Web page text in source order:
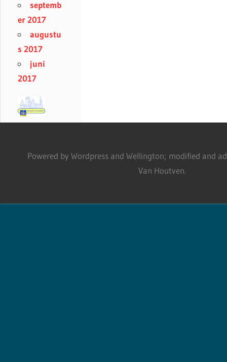
septemb
er 2017
augustu
s 2017
juni
2017
Powered by Wordpress and Wellington; modified and
Van Houtven.